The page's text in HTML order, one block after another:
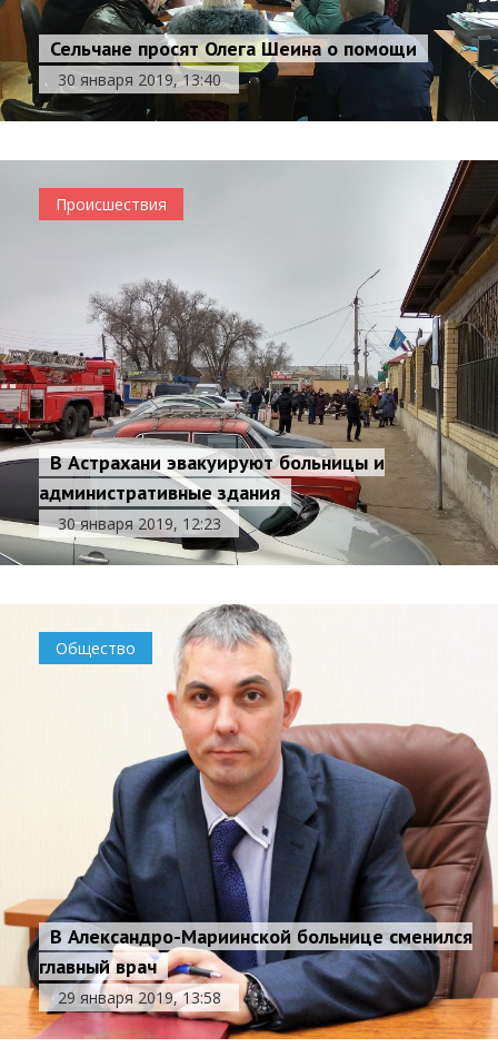
Сельчане просят Олега Шеина о помощи
30 января 2019, 13:40
Происшествия
В Астрахани эвакуируют больницы и
административные здания
30 января 2019, 12:23
Общество
В Александро-Мариинской больнице сменился
главный врач
29 января 2019, 13:58